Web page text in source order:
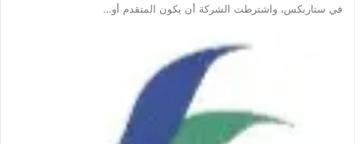
في ستاربكس، واشترطت الشركة أن يكون المتقدم أو…